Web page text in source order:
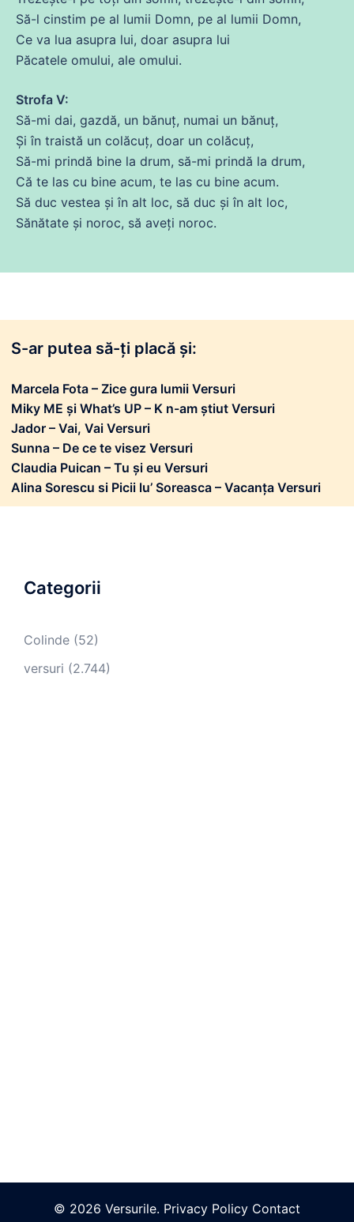
Să-l cinstim pe al lumii Domn, pe al lumii Domn,
Ce va lua asupra lui, doar asupra lui
Păcatele omului, ale omului.
Strofa V:
Să-mi dai, gazdă, un bănuț, numai un bănuț,
Și în traistă un colăcuț, doar un colăcuț,
Să-mi prindă bine la drum, să-mi prindă la drum,
Că te las cu bine acum, te las cu bine acum.
Să duc vestea și în alt loc, să duc și în alt loc,
Sănătate și noroc, să aveți noroc.
S-ar putea să-ți placă și:
Marcela Fota – Zice gura lumii Versuri
Miky ME și What’s UP – K n-am știut Versuri
Jador – Vai, Vai Versuri
Sunna – De ce te visez Versuri
Claudia Puican – Tu și eu Versuri
Alina Sorescu si Picii lu’ Soreasca – Vacanța Versuri
Categorii
Colinde (52)
versuri (2.744)
© 2026 Versurile. Privacy Policy Contact